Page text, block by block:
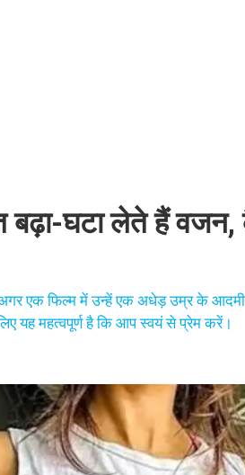
बढ़ा-घटा लेते हैं
एक फिल्म में उन्हें एक अधेड़ उम्र के आदमी
यह महत्वपूर्ण है कि आप स्वयं से प्रेम करें।